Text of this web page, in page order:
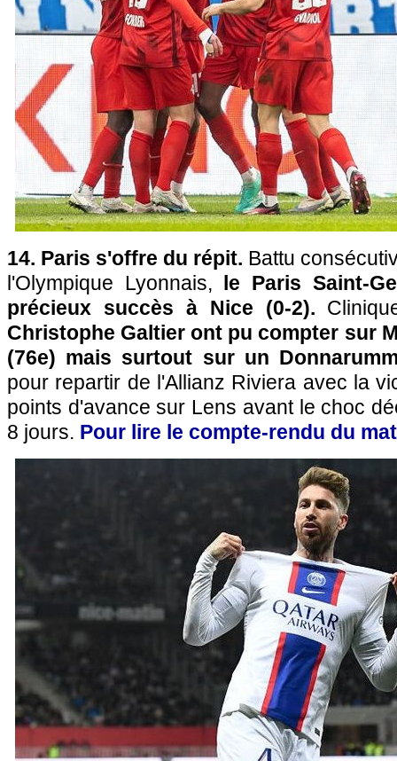
14. Paris s'offre du répit. Battu
l'Olympique Lyonnais, le Paris Saint-
précieux succès à Nice (0-2).
Christophe Galtier ont pu compter sur
(76e) mais surtout sur un
pour repartir de l'Allianz Riviera avec la
points d'avance sur Lens avant le choc
8 jours. Pour lire le compte-rendu du